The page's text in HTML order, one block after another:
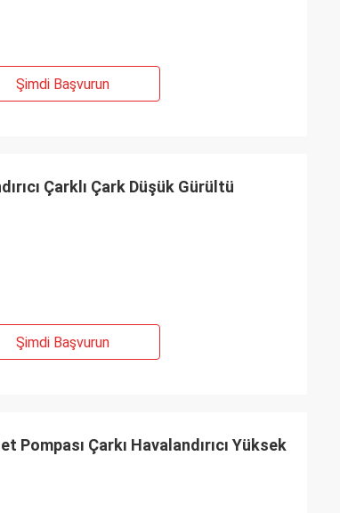
Şimdi Başvurun
Çarklı Çark Düşük Gürültü
Şimdi Başvurun
Pompası Çarkı Havalandırıcı Yüksek